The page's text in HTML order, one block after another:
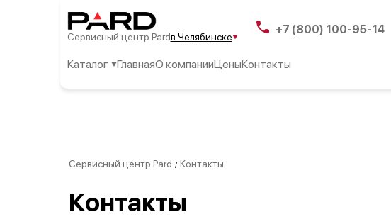
Сервисный центр Pardв Челябинске
+7 (800) 100-95-14
Каталог ГлавнаяО компанииЦеныКонтакты
Сервисный центр Pard / Контакты
Контакты